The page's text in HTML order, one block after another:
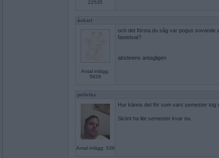
22535
åskarl
Antal inlägg:
5826
och det första du såg var pogus sovande
fastetsat?
abstinens antagligen
pellefax
Antal inlägg: 536
Hur känns det för som vars semester tog
Skönt ha lite semester kvar nu.